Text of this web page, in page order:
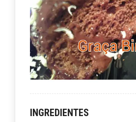
INGREDIENTES